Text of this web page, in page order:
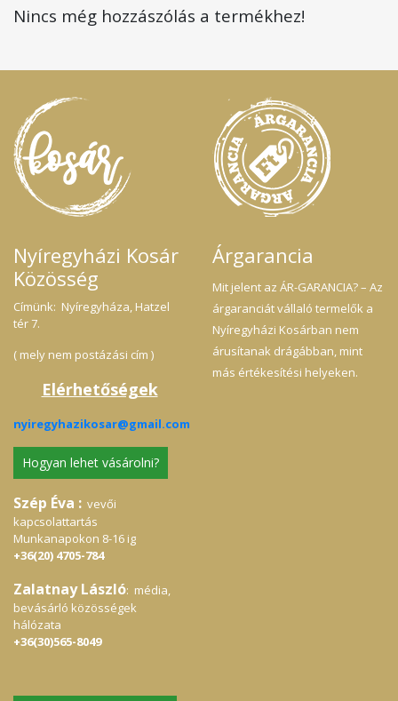
Nincs még hozzászólás a termékhez!
Nyíregyházi Kosár
Közösség
Címünk: Nyíregyháza, Hatzel
tér 7.
( mely nem postázási cím )
Elérhetőségek
nyiregyhazikosar@gmail.com
Hogyan lehet vásárolni?
Szép Éva : vevői
kapcsolattartás
Munkanapokon 8-16 ig
+36(20) 4705-784
Zalatnay László: média,
bevásárló közösségek
hálózata
+36(30)565-8049
Árgarancia
Mit jelent az ÁR-GARANCIA? – Az
árgaranciát vállaló termelők a
Nyíregyházi Kosárban nem
árusítanak drágábban, mint
más értékesítési helyeken.